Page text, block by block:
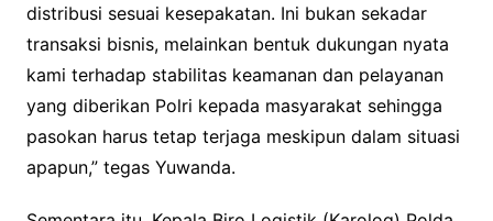
distribusi sesuai kesepakatan. Ini bukan sekadar
transaksi bisnis, melainkan bentuk dukungan nyata
kami terhadap stabilitas keamanan dan pelayanan
yang diberikan Polri kepada masyarakat sehingga
pasokan harus tetap terjaga meskipun dalam situasi
apapun,” tegas Yuwanda.